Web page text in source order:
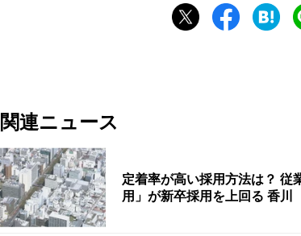
関連ニュース
定着率が高い採用方法は？ 従
用」が新卒採用を上回る 香川